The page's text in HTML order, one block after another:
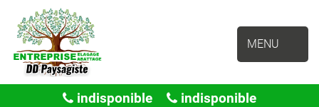
MENU
indisponible indisponible